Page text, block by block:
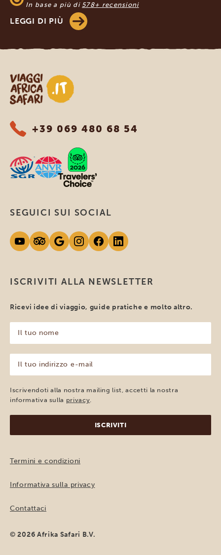
In base a più di 578+ recensioni
LEGGI DI PIÙ
Viaggi Africa Safari
+39 069 480 68 54
ISCRIVITI ALLA NEWSLETTER
Ricevi idee di viaggio, guide pratiche e molto altro.
tuo
nome
(Obbligatorio)
tuo
indirizzo
e-
mail
Iscrivendoti alla nostra mailing list, accetti la nostra
informativa sulla privacy
SEGUICI SUI SOCIAL
Termini e condizioni
Informativa sulla privacy
Contattaci
© 2026 Afrika Safari B.V.